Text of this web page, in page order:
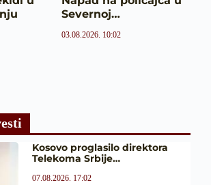
Severnoj…
03.08.2026. 10:02
Kosovo proglasilo direktora
Telekoma Srbije…
07.08.2026. 17:02